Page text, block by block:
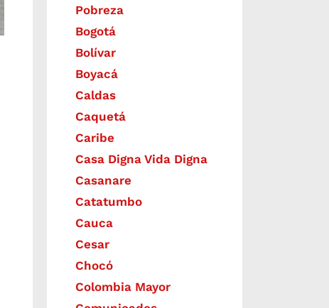
Pobreza
Bogotá
Bolívar
Boyacá
Caldas
Caquetá
Caribe
Casa Digna Vida Digna
Casanare
Catatumbo
Cauca
Cesar
Chocó
Colombia Mayor